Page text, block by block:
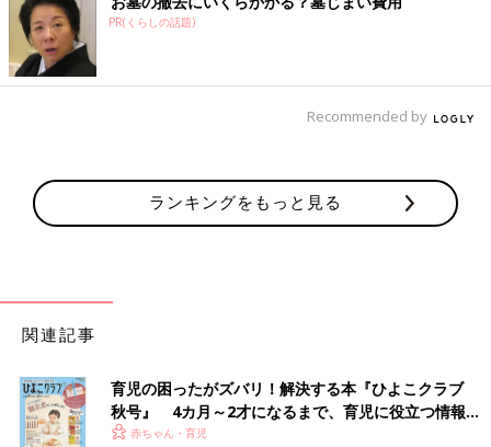
PR(くらしの話題)
Recommended by
ランキングをもっと見る
関連記事
育児の困ったがズバリ！解決する本『ひよこクラブ
秋号』 4カ月～2才になるまで、育児に役立つ情報が
いっぱい！
赤ちゃん・育児